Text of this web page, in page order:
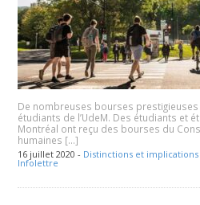
De nombreuses bourses
étudiants de l’UdeM. Des étudiants et
Montréal ont reçu des bourses du
humaines […]
16 juillet 2020 - Distinctions et
Infolettre